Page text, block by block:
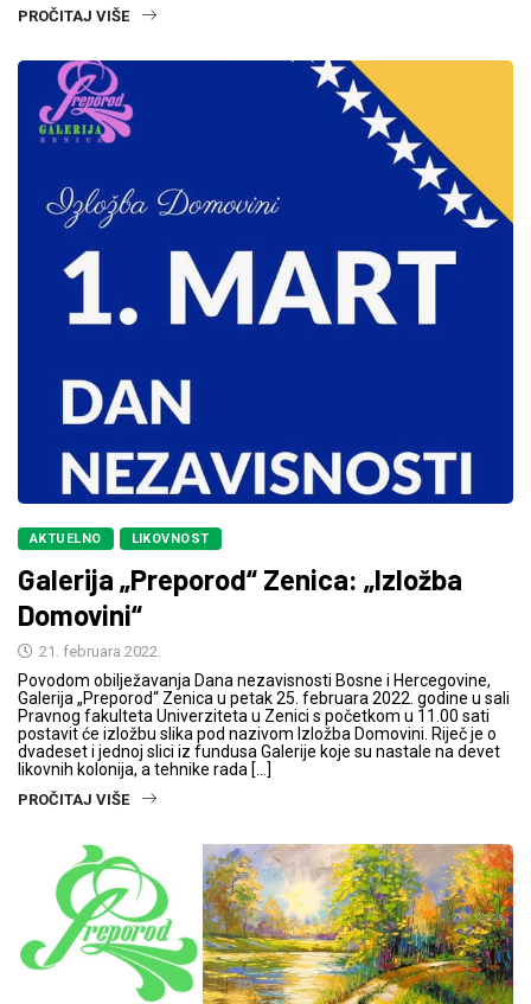
PROČITAJ VIŠE
AKTUELNO LIKOVNOST
Galerija „Preporod“ Zenica: „Izložba
Domovini“
21. februara 2022.
Povodom obilježavanja Dana nezavisnosti Bosne i Hercegovine,
Galerija „Preporod“ Zenica u petak 25. februara 2022. godine u sali
Pravnog fakulteta Univerziteta u Zenici s početkom u 11.00 sati
postavit će izložbu slika pod nazivom Izložba Domovini. Riječ je o
dvadeset i jednoj slici iz fundusa Galerije koje su nastale na devet
likovnih kolonija, a tehnike rada […]
PROČITAJ VIŠE